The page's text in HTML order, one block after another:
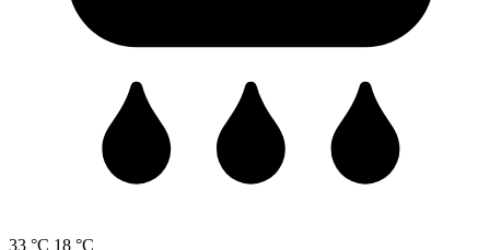
33 °C 18 °C